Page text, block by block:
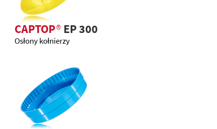
CAPTOP®EP 300
Osłony kołnierzy